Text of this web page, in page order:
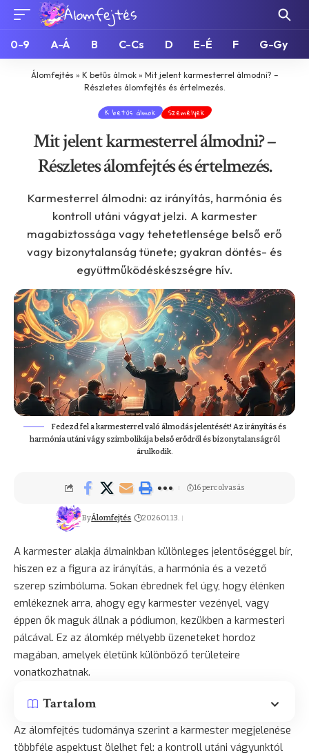
0-9 A-Á B C-Cs D E-É F G-Gy
Álomfejtés » K betűs álmok» Mit jelent karmesterrel álmodni? –
Részletes álomfejtés és értelmezés.
K betűs álmok Személyek
Mit jelent karmesterrel álmodni? –
Részletes álomfejtés és értelmezés.
Karmesterrel álmodni: az irányítás, harmónia és
kontroll utáni vágyat jelzi. A karmester
magabiztossága vagy tehetetlensége belső erő
vagy bizonytalanság tünete; gyakran döntés- és
együttműködéskészségre hív.
Fedezd fel a karmesterrel való álmodás jelentését! Az irányítás és
harmónia utáni vágy szimbolikája belső erődről és bizonytalanságról
árulkodik.
ByÁlomfejtés 2026.01.13.
16 perc olvasás
A karmester alakja álmainkban különleges jelentőséggel bír,
hiszen ez a figura az irányítás, a harmónia és a vezető
szerep szimbóluma. Sokan ébrednek fel úgy, hogy élénken
emlékeznek arra, ahogy egy karmester vezényel, vagy
éppen ők maguk állnak a pódiumon, kezükben a karmesteri
pálcával. Ez az álomkép mélyebb üzeneteket hordoz
magában, amelyek életünk különböző területeire
vonatkozhatnak.
Tartalom
Az álomfejtés tudománya szerint a karmester megjelenése
többféle aspektust ölelhet fel: a kontroll utáni vágyunktól